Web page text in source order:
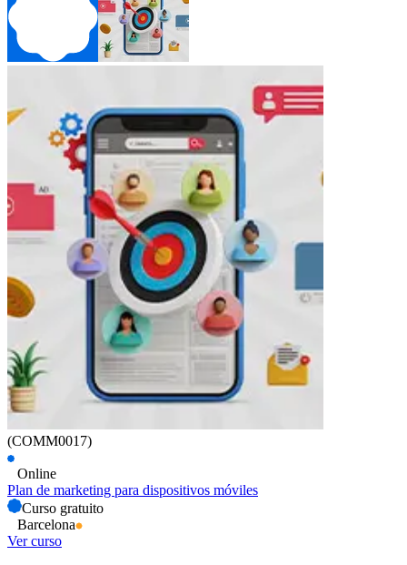
(COMM0017)
Online
Plan de marketing para dispositivos móviles
Curso gratuito
Barcelona
Ver curso